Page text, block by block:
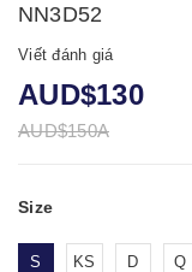
NN3D52
Viết đánh giá
AUD$130
AUD$150A
Size
S KS D Q